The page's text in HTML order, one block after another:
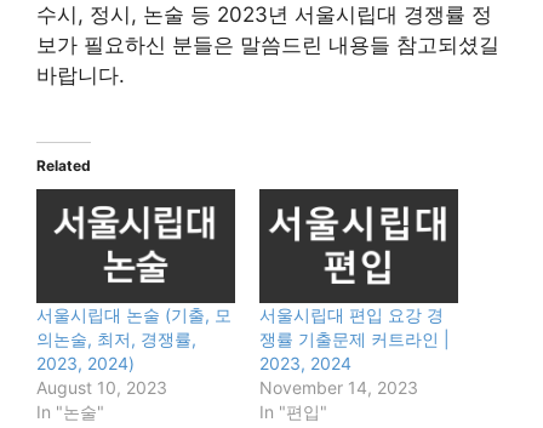
수시, 정시, 논술 등 2023년 서울시립대 경쟁률 정
보가 필요하신 분들은 말씀드린 내용들 참고되셨길
바랍니다.
Related
서울시립대 논술 (기출, 모
의논술, 최저, 경쟁률,
2023, 2024)
August 10, 2023
In "논술"
서울시립대 편입 요강 경
쟁률 기출문제 커트라인 |
2023, 2024
November 14, 2023
In "편입"